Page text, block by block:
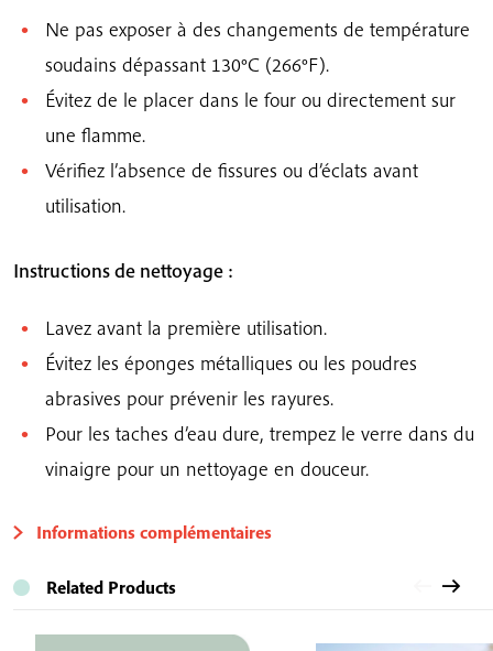
Ne pas exposer à des changements de température
soudains dépassant 130°C (266°F).
Évitez de le placer dans le four ou directement sur
une flamme.
Vérifiez l’absence de fissures ou d’éclats avant
utilisation.
Instructions de nettoyage :
Lavez avant la première utilisation.
Évitez les éponges métalliques ou les poudres
abrasives pour prévenir les rayures.
Pour les taches d’eau dure, trempez le verre dans du
vinaigre pour un nettoyage en douceur.
Informations complémentaires
Related Products